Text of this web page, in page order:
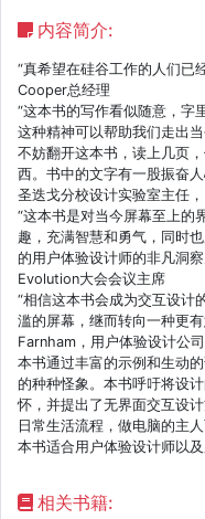
内容简介:
“真希望在硅谷工作的人们
Cooper总经理
“这本书的写作看似随意，字
这种精神可以帮助我们走出
不妨翻开这本书，读上几页
西。书中的文字有一股振奋
圣迭戈分校设计实验室主任
“这本书是对当今屏幕至上的
趣，充满智慧和勇气，同时
的用户体验设计师的非凡
Evolution大会会议主席
“相信这本书会成为交互设计
滥的屏幕，继而转向一种更
Farnham，用户体验设计公
本书通过丰富的示例和生动
的种种怪象。本书呼吁将设
怀，并提出了无界面交互设
日常生活流程，做电脑的主
本书适合用户体验设计师以
相关书籍: